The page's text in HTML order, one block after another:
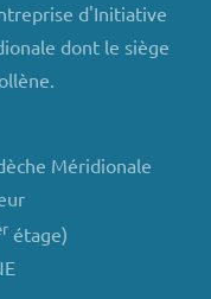
d'Initiative
dont le siège
Méridionale
étage)